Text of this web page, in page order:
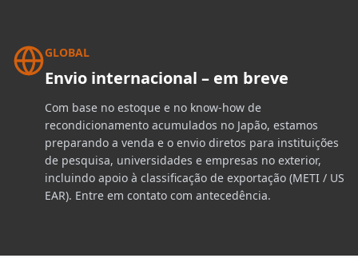
GLOBAL
Envio internacional – em breve
Com base no estoque e no know-how de
recondicionamento acumulados no Japão, estamos
preparando a venda e o envio diretos para instituições
de pesquisa, universidades e empresas no exterior,
incluindo apoio à classificação de exportação (METI / US
EAR). Entre em contato com antecedência.